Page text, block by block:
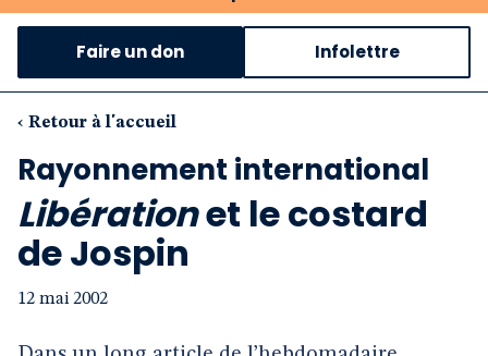
Notre critique des médias
Nos propositions
Notre revue
Boutique
Faire un don Infolettre
‹ Retour à l'accueil
Rayonnement international
Libérationet le costard
de Jospin
12 mai 2002